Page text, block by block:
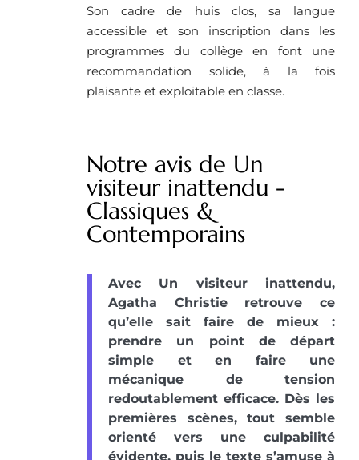
Son cadre de huis clos, sa langue
accessible et son inscription dans les
programmes du collège en font une
recommandation solide, à la fois
plaisante et exploitable en classe.
Notre avis de Un
visiteur inattendu -
Classiques &
Contemporains
Avec Un visiteur inattendu,
Agatha Christie retrouve ce
qu’elle sait faire de mieux :
prendre un point de départ
simple et en faire une
mécanique de tension
redoutablement efficace. Dès les
premières scènes, tout semble
orienté vers une culpabilité
évidente, puis le texte s’amuse à